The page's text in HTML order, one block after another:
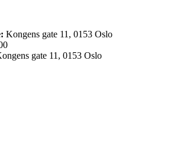
Kongens gate 11, 0153 Oslo
gate 11, 0153 Oslo